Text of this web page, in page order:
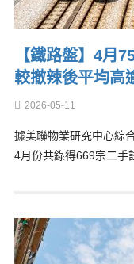
【鐵路盤】4月
較撤辣後平均高
2026-05-11
據美聯物業研究中心綜
4月份共錄得669宗二